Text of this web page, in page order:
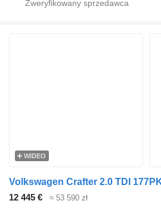
WIDEO
Volkswagen Crafter 2.0 TDI
12 445 €
≈ 53 590 zł